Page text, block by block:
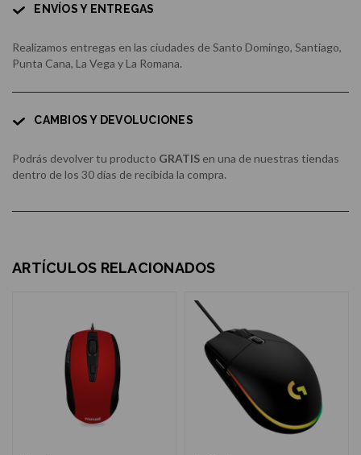
ENVÍOS Y ENTREGAS
Realizamos entregas en las ciudades de Santo Domingo, Santiago,
Punta Cana, La Vega y La Romana.
CAMBIOS Y DEVOLUCIONES
Podrás devolver tu producto GRATIS en una de nuestras tiendas
dentro de los 30 días de recibida la compra.
ARTÍCULOS RELACIONADOS